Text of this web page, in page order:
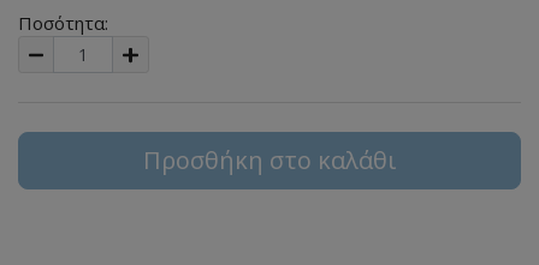
Ποσότητα:
Προσθήκη στο καλάθι